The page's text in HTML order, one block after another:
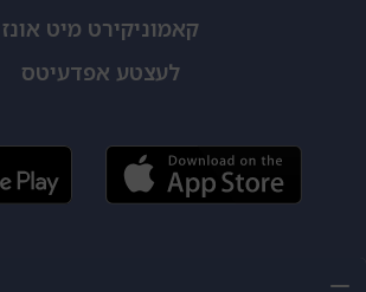
קאמוניקירט מיט אונז
לעצטע אפדעיטס